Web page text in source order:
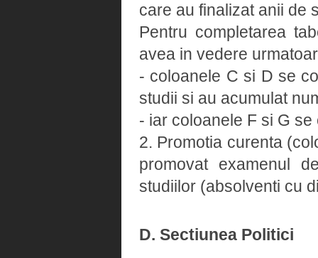
care au finalizat anii de
Pentru completarea
avea in vedere
- coloanele C si D se
studii si au acumulat
- iar coloanele F si G
2. Promotia curenta
promovat examenul
studiilor (absolventi cu
D. Sectiunea Politici